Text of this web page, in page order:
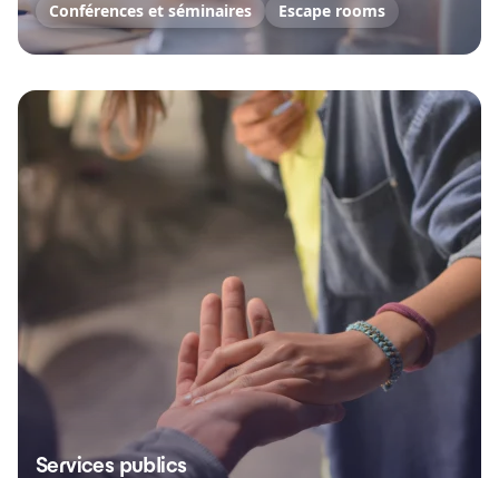
Conférences et séminaires
Escape rooms
Services publics